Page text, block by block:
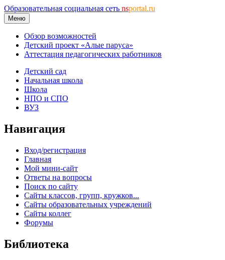
Образовательная социальная сеть nsportal.ru
Меню
Обзор возможностей
Детский проект «Алые паруса»
Аттестация педагогических работников
Детский сад
Начальная школа
Школа
НПО и СПО
ВУЗ
Навигация
Вход/регистрация
Главная
Мой мини-сайт
Ответы на вопросы
Поиск по сайту
Сайты классов, групп, кружков...
Сайты образовательных учреждений
Сайты коллег
Форумы
Библиотека